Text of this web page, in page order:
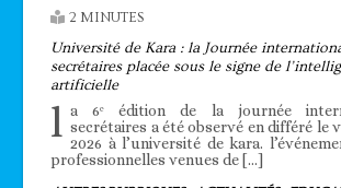
2 MINUTES
Université de Kara : la Journée
secrétaires placée sous le signe de
artificielle
l a 6ᵉ édition de la journée
secrétaires a été observé en différé le
2026 à l’université de kara.
professionnelles venues de […]